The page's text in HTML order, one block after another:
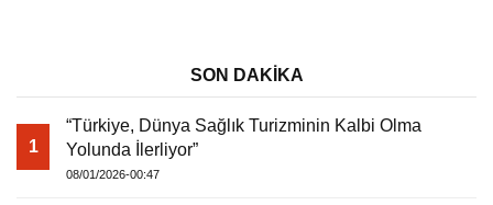
SON DAKİKA
1
“Türkiye, Dünya Sağlık Turizminin Kalbi Olma
Yolunda İlerliyor”
08/01/2026-00:47